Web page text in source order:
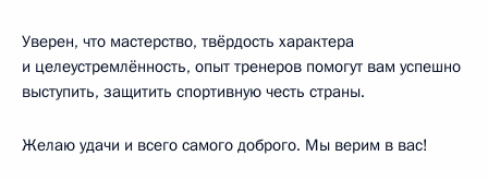
Уверен, что мастерство, твёрдость характера
и целеустремлённость, опыт тренеров помогут вам успешно
выступить, защитить спортивную честь страны.
Желаю удачи и всего самого доброго. Мы верим в вас!